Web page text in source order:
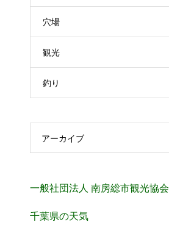
穴場
観光
釣り
アーカイブ
一般社団法人 南房総市観光協会
千葉県の天気